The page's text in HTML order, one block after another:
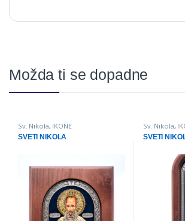
Možda ti se dopadne
Sv. Nikola, IKONE
SVETI NIKOLA
Sv. Nikola,
SVETI